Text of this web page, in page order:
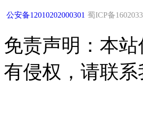
公安备12010202000301 蜀ICP备
免责声明：本
有侵权，请联